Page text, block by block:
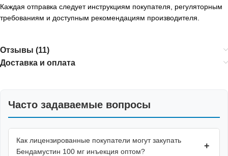
Каждая отправка следует инструкциям покупателя, регуляторным
требованиям и доступным рекомендациям производителя.
Отзывы (11)
Доставка и оплата
Часто задаваемые вопросы
Как лицензированные покупатели могут закупать
Бендамустин 100 мг инъекция оптом?
+